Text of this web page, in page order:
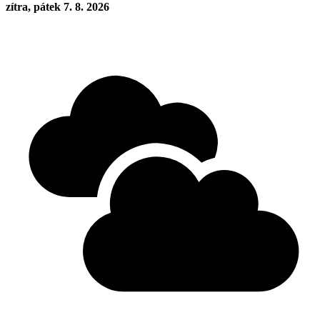
zítra, pátek 7. 8. 2026